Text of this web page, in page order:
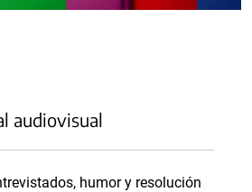
audiovisual
humor y resolución